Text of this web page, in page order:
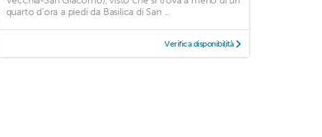
quarto d'ora a piedi da Basilica di San ...
Verifica disponibilità